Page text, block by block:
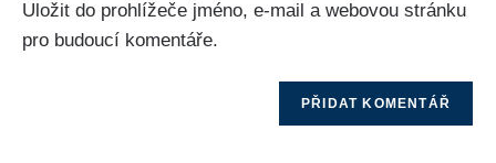
Uložit do prohlížeče jméno, e-mail a webovou stránku
pro budoucí komentáře.